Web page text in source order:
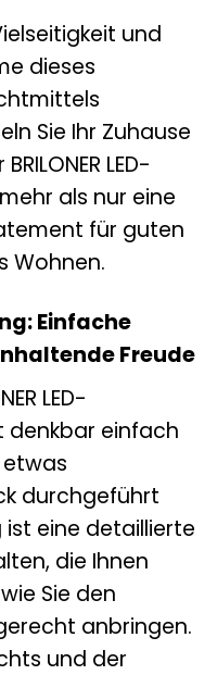
und
dieses
Sie Ihr Zuhause
LED-
als nur eine
für guten
Wohnen.
Einfache
Freude
LED-
denkbar einfach
durchgeführt
eine detaillierte
die Ihnen
Sie den
anbringen.
und der